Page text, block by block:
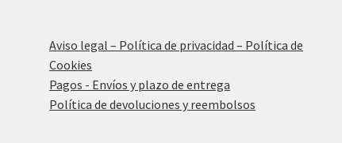
Aviso legal – Política de privacidad – Política de
Cookies
Pagos - Envíos y plazo de entrega
Política de devoluciones y reembolsos